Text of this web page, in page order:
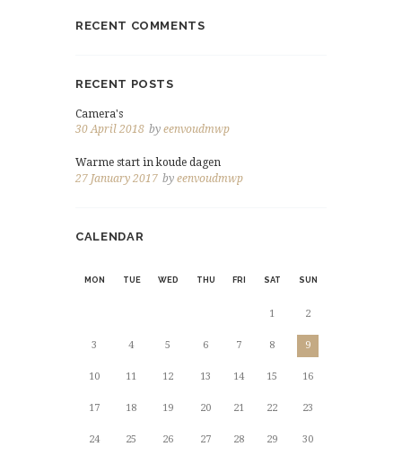
RECENT COMMENTS
RECENT POSTS
Camera's
30 April 2018 by eenvoudmwp
Warme start in koude dagen
27 January 2017 by eenvoudmwp
CALENDAR
MON TUE WED THU FRI SAT SUN
1 2
3 4 5 6 7 8 9
10 11 12 13 14 15 16
17 18 19 20 21 22 23
24 25 26 27 28 29 30